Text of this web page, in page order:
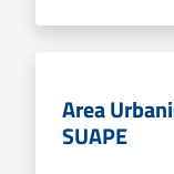
Area
SUAPE